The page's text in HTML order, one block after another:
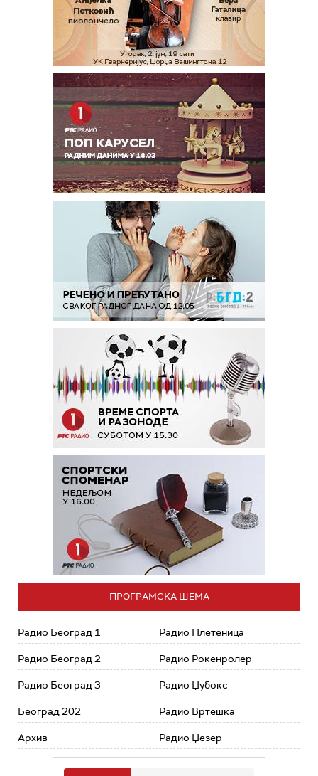
ПРОГРАМСКА ШЕМА
Радио Београд 1
Радио Београд 2
Радио Београд 3
Београд 202
Архив
Радио Плетеница
Радио Рокенролер
Радио Џубокс
Радио Вртешка
Радио Џезер